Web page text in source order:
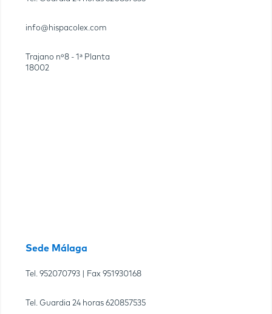
info@hispacolex.com
Trajano nº8 - 1ª Planta
18002
Sede Málaga
Tel. 952070793 | Fax 951930168
Tel. Guardia 24 horas 620857535